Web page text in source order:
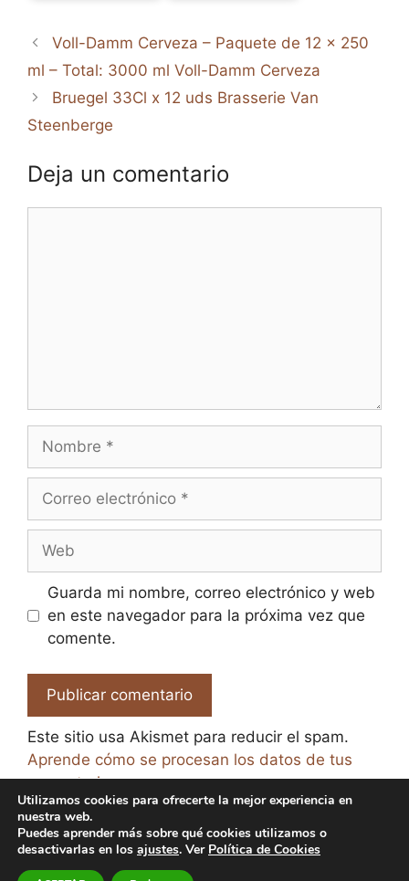
Voll-Damm Cerveza – Paquete de 12 x 250
ml – Total: 3000 ml Voll-Damm Cerveza
Bruegel 33Cl x 12 uds Brasserie Van
Steenberge
Deja un comentario
Nombre
Correo
Web
Guarda mi nombre, correo electrónico y web
en este navegador para la próxima vez que
comente.
Este sitio usa Akismet para reducir el spam.
Aprende cómo se procesan los datos de tus
comentarios.
© 2026 El Paraíso de la Cerveza -
Utilizamos cookies para ofrecerte la mejor experiencia en
nuestra web.
Puedes aprender más sobre qué cookies utilizamos o
desactivarlas en los ajustes. Ver Política de Cookies